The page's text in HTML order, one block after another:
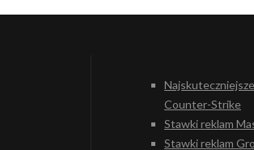
Counter-Strike
Stawki reklam
Stawki reklam